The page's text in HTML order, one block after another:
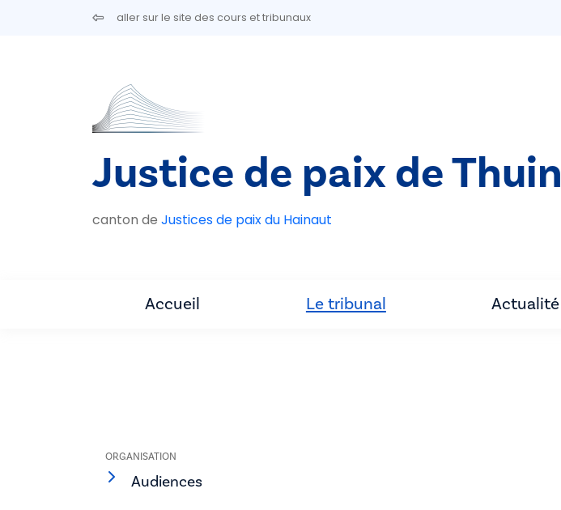
Aller au contenu principalaller sur le site des cours et tribunaux
Justice de paix de Thuin
canton de Justices de paix du Hainaut
Accueil Le tribunal Actualité
ORGANISATION
Audiences